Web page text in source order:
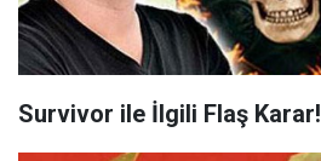
Survivor ile İlgili Flaş Karar!